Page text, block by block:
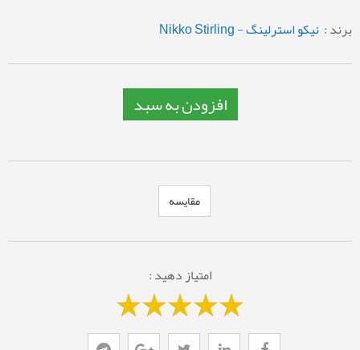
برند : نیکو استرلینگ - Nikko Stirling
افزودن به سبد
مقایسه
امتیاز دهید :